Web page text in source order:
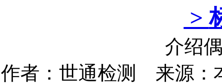
>
介绍
作者：世通检测 来源